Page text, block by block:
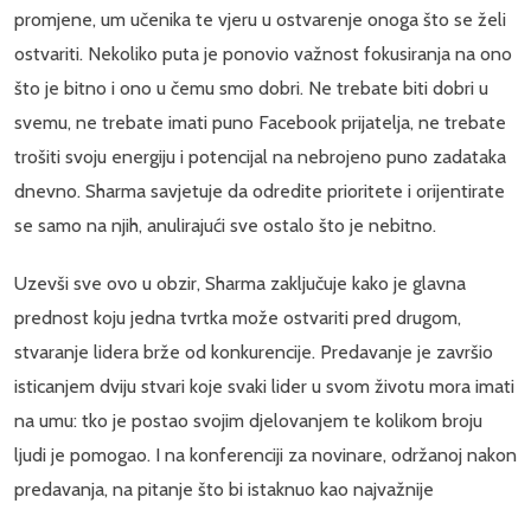
promjene, um učenika te vjeru u ostvarenje onoga što se želi
ostvariti. Nekoliko puta je ponovio važnost fokusiranja na ono
što je bitno i ono u čemu smo dobri. Ne trebate biti dobri u
svemu, ne trebate imati puno Facebook prijatelja, ne trebate
trošiti svoju energiju i potencijal na nebrojeno puno zadataka
dnevno. Sharma savjetuje da odredite prioritete i orijentirate
se samo na njih, anulirajući sve ostalo što je nebitno.
Uzevši sve ovo u obzir, Sharma zaključuje kako je glavna
prednost koju jedna tvrtka može ostvariti pred drugom,
stvaranje lidera brže od konkurencije. Predavanje je završio
isticanjem dviju stvari koje svaki lider u svom životu mora imati
na umu: tko je postao svojim djelovanjem te kolikom broju
ljudi je pomogao. I na konferenciji za novinare, održanoj nakon
predavanja, na pitanje što bi istaknuo kao najvažnije